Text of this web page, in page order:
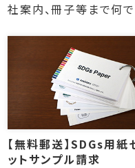
社案内、冊子等まで何で
【無料郵送】SDGs用紙
ットサンプル請求